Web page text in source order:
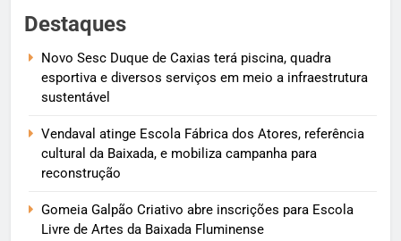
Destaques
Novo Sesc Duque de Caxias terá piscina, quadra
esportiva e diversos serviços em meio a infraestrutura
sustentável
Vendaval atinge Escola Fábrica dos Atores, referência
cultural da Baixada, e mobiliza campanha para
reconstrução
Gomeia Galpão Criativo abre inscrições para Escola
Livre de Artes da Baixada Fluminense